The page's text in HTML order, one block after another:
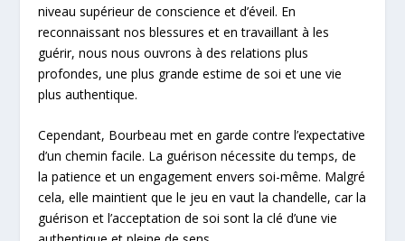
niveau supérieur de conscience et d’éveil. En
reconnaissant nos blessures et en travaillant à les
guérir, nous nous ouvrons à des relations plus
profondes, une plus grande estime de soi et une vie
plus authentique.
Cependant, Bourbeau met en garde contre l’expectative
d’un chemin facile. La guérison nécessite du temps, de
la patience et un engagement envers soi-même. Malgré
cela, elle maintient que le jeu en vaut la chandelle, car la
guérison et l’acceptation de soi sont la clé d’une vie